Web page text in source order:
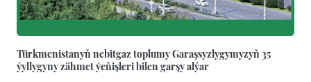
Türkmenistanyň nebitgaz toplumy Garaşsyzlygymyzyň 35
ýyllygyny zähmet ýeňişleri bilen garşy alýar